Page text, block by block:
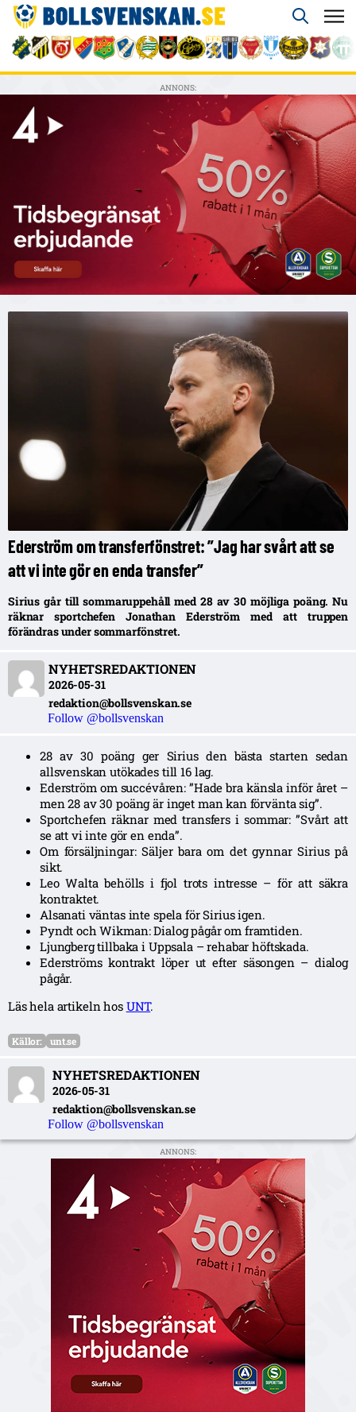
ANNONS:
Ederström om transferfönstret: ”Jag har svårt att se
att vi inte gör en enda transfer”
Sirius går till sommaruppehåll med 28 av 30 möjliga poäng. Nu
räknar sportchefen Jonathan Ederström med att truppen
förändras under sommarfönstret.
NYHETSREDAKTIONEN
2026-05-31
redaktion@bollsvenskan.se
Follow @bollsvenskan
28 av 30 poäng ger Sirius den bästa starten sedan
allsvenskan utökades till 16 lag.
Ederström om succévåren: ”Hade bra känsla inför året –
men 28 av 30 poäng är inget man kan förvänta sig”.
Sportchefen räknar med transfers i sommar: ”Svårt att
se att vi inte gör en enda”.
Om försäljningar: Säljer bara om det gynnar Sirius på
sikt.
Leo Walta behölls i fjol trots intresse – för att säkra
kontraktet.
Alsanati väntas inte spela för Sirius igen.
Pyndt och Wikman: Dialog pågår om framtiden.
Ljungberg tillbaka i Uppsala – rehabar höftskada.
Ederströms kontrakt löper ut efter säsongen – dialog
pågår.
Läs hela artikeln hos UNT.
Källor: unt.se
NYHETSREDAKTIONEN
2026-05-31
redaktion@bollsvenskan.se
Follow @bollsvenskan
ANNONS: